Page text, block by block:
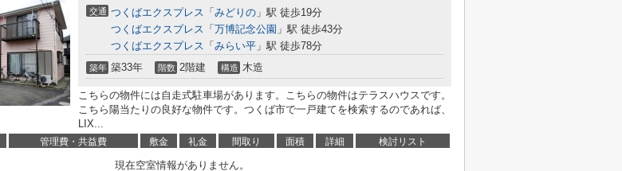
交通 つくばエクスプレス 「 みどりの 」駅 徒歩19分
つくばエクスプレス 「 万博記念公園 」駅 徒歩43分
つくばエクスプレス 「 みらい平 」駅 徒歩78分
築年 築33年 階数 2階建 構造 木造
こちらの物件には自走式駐車場があります。こちらの物件はテラスハウスです。
こちら陽当たりの良好な物件です。つくば市で一戸建てを検索するのであれば、
LIX...
管理費・共益費 敷金 礼金 間取り 面積 詳細 検討リスト
現在空室情報がありません。